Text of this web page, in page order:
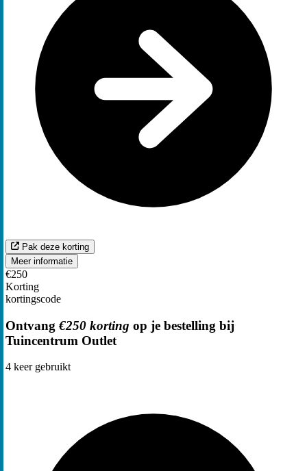
Pak deze korting
Meer informatie
€250
Korting
kortingscode
Ontvang €250 korting op je bestelling bij
Tuincentrum Outlet
4 keer gebruikt